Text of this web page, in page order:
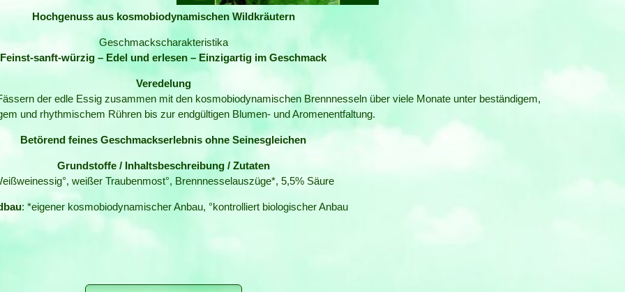
Hochgenuss aus kosmobiodynamischen Wildkräutern
Geschmackscharakteristika
Feinst-sanft-würzig – Edel und erlesen – Einzigartig im Geschmack
Veredelung
der edle Essig zusammen mit den kosmobiodynamischen Brennnesseln über viele Monate unter beständigem,
und rhythmischem Rühren bis zur endgültigen Blumen- und Aromenentfaltung.
Betörend feines Geschmackserlebnis ohne Seinesgleichen
Grundstoffe / Inhaltsbeschreibung / Zutaten
weißer Traubenmost°, Brennnesselauszüge*, 5,5% Säure
: *eigener kosmobiodynamischer Anbau, °kontrolliert biologischer Anbau